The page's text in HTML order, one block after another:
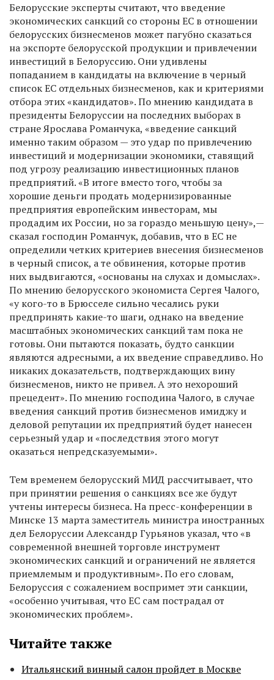
Белорусские эксперты считают, что введение
экономических санкций со стороны ЕС в отношении
белорусских бизнесменов может пагубно сказаться
на экспорте белорусской продукции и привлечении
инвестиций в Белоруссию. Они удивлены
попаданием в кандидаты на включение в черный
список ЕС отдельных бизнесменов, как и критериями
отбора этих «кандидатов». По мнению кандидата в
президенты Белоруссии на последних выборах в
стране Ярослава Романчука, «введение санкций
именно таким образом — это удар по привлечению
инвестиций и модернизации экономики, ставящий
под угрозу реализацию инвестиционных планов
предприятий. «В итоге вместо того, чтобы за
хорошие деньги продать модернизированные
предприятия европейским инвесторам, мы
продадим их России, но за гораздо меньшую цену»,—
сказал господин Романчук, добавив, что в ЕС не
определили четких критериев внесения бизнесменов
в черный список, а те обвинения, которые против
них выдвигаются, «основаны на слухах и домыслах».
По мнению белорусского экономиста Сергея Чалого,
«у кого-то в Брюсселе сильно чесались руки
предпринять какие-то шаги, однако на введение
масштабных экономических санкций там пока не
готовы. Они пытаются показать, будто санкции
являются адресными, а их введение справедливо. Но
никаких доказательств, подтверждающих вину
бизнесменов, никто не привел. А это нехороший
прецедент». По мнению господина Чалого, в случае
введения санкций против бизнесменов имиджу и
деловой репутации их предприятий будет нанесен
серьезный удар и «последствия этого могут
оказаться непредсказуемыми».
Тем временем белорусский МИД рассчитывает, что
при принятии решения о санкциях все же будут
учтены интересы бизнеса. На пресс-конференции в
Минске 13 марта заместитель министра иностранных
дел Белоруссии Александр Гурьянов указал, что «в
современной внешней торговле инструмент
экономических санкций и ограничений не является
приемлемым и продуктивным». По его словам,
Белоруссия с сожалением воспримет эти санкции,
«особенно учитывая, что ЕС сам пострадал от
экономических проблем».
Читайте также
Итальянский винный салон пройдет в Москве